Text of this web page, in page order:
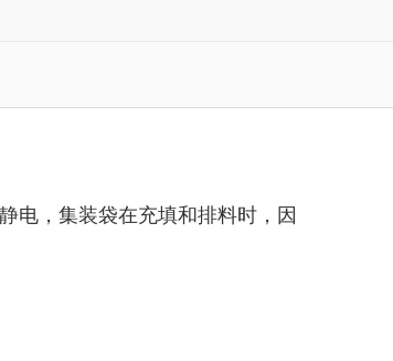
电，集装袋在充填和排料时，因